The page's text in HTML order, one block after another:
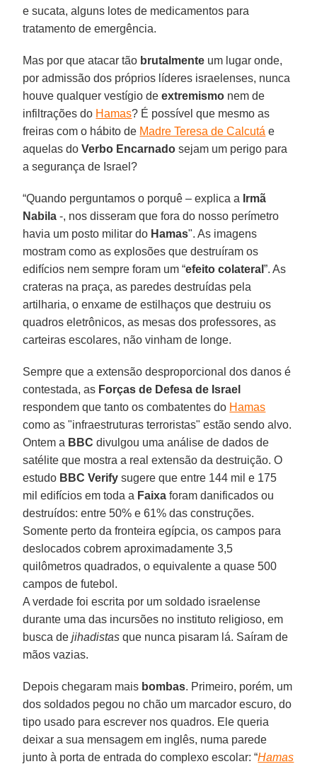
e sucata, alguns lotes de medicamentos para
tratamento de emergência.
Mas por que atacar tão brutalmente um lugar onde,
por admissão dos próprios líderes israelenses, nunca
houve qualquer vestígio deextremismo nem de
infiltrações do Hamas? É possível que mesmo as
freiras com o hábito de Madre Teresa de Calcutá e
aquelas doVerbo Encarnado sejam um perigo para
a segurança de Israel?
“Quando perguntamos o porquê – explica a Irmã
Nabila -, nos disseram que fora do nosso perímetro
havia um posto militar do Hamas". As imagens
mostram como as explosões que destruíram os
edifícios nem sempre foram um “efeito colateral”. As
crateras na praça, as paredes destruídas pela
artilharia, o enxame de estilhaços que destruiu os
quadros eletrônicos, as mesas dos professores, as
carteiras escolares, não vinham de longe.
Sempre que a extensão desproporcional dos danos é
contestada, as Forças de Defesa de Israel
respondem que tanto os combatentes do Hamas
como as "infraestruturas terroristas" estão sendo alvo.
Ontem a BBC divulgou uma análise de dados de
satélite que mostra a real extensão da destruição. O
estudo BBC Verify sugere que entre 144 mil e 175
mil edifícios em toda a Faixa foram danificados ou
destruídos: entre 50% e 61% das construções.
Somente perto da fronteira egípcia, os campos para
deslocados cobrem aproximadamente 3,5
quilômetros quadrados, o equivalente a quase 500
campos de futebol.
A verdade foi escrita por um soldado israelense
durante uma das incursões no instituto religioso, em
busca dejihadistas que nunca pisaram lá. Saíram de
mãos vazias.
Depois chegaram mais bombas. Primeiro, porém, um
dos soldados pegou no chão um marcador escuro, do
tipo usado para escrever nos quadros. Ele queria
deixar a sua mensagem em inglês, numa parede
junto à porta de entrada do complexo escolar: “Hamas